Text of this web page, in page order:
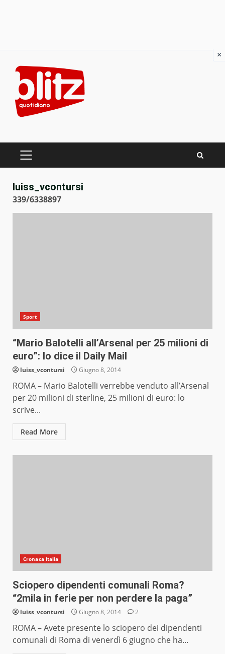
content
PRIMARY
luiss_vcontursi
339/6338897
Sport
“Mario Balotelli all’Arsenal per 25 milioni di
euro”: lo dice il Daily Mail
luiss_vcontursi Giugno 8, 2014
ROMA – Mario Balotelli verrebbe venduto all’Arsenal
per 20 milioni di sterline, 25 milioni di euro: lo
scrive...
Read More
Cronaca Italia
Sciopero dipendenti comunali Roma?
“2mila in ferie per non perdere la paga”
luiss_vcontursi Giugno 8, 2014 2
ROMA – Avete presente lo sciopero dei dipendenti
comunali di Roma di venerdì 6 giugno che ha...
×